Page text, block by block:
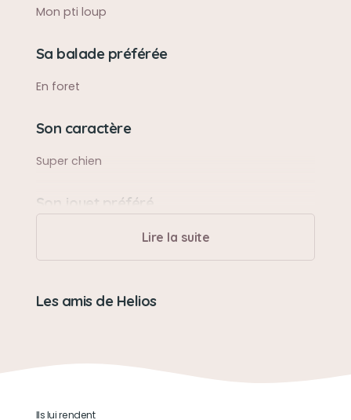
Mon pti loup
Sa balade préférée
En foret
Son caractère
Super chien
Son jouet préféré
La balle
Lire la suite
Les amis de Helios
Ils lui rendent